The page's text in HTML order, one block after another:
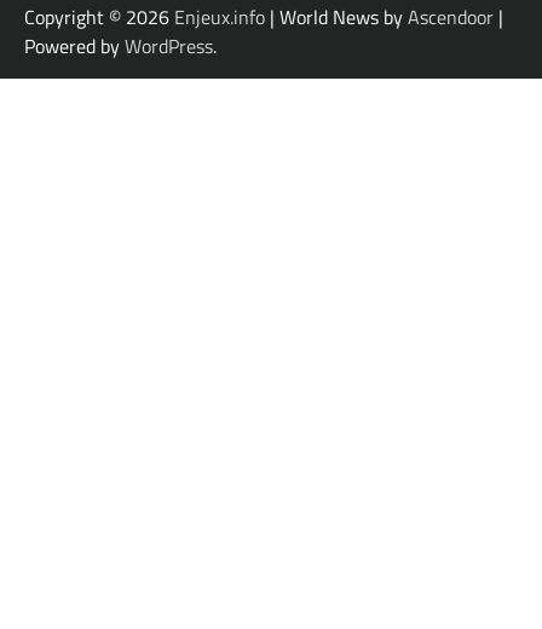
Copyright © 2026 Enjeux.info | World News byAscendoor |
Powered byWordPress.